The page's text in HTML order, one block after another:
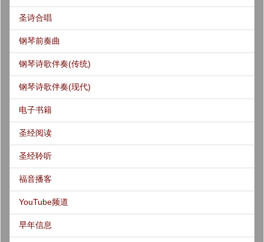
圣诗合唱
钢琴前奏曲
钢琴诗歌伴奏(传统)
钢琴诗歌伴奏(现代)
电子书籍
圣经阅读
圣经聆听
福音播客
YouTube频道
早年信息